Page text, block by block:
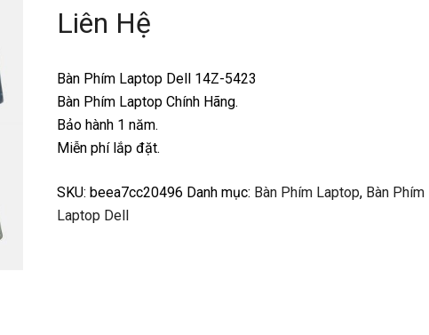
Liên Hệ
Bàn Phím Laptop Dell 14Z-5423
Bàn Phím Laptop Chính Hãng.
Bảo hành 1 năm.
Miễn phí lắp đặt.
SKU: beea7cc20496 Danh mục: Bàn Phím Laptop, Bàn Phím
Laptop Dell